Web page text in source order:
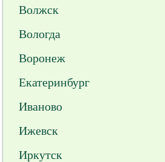
Волжск
Вологда
Воронеж
Екатеринбург
Иваново
Ижевск
Иркутск